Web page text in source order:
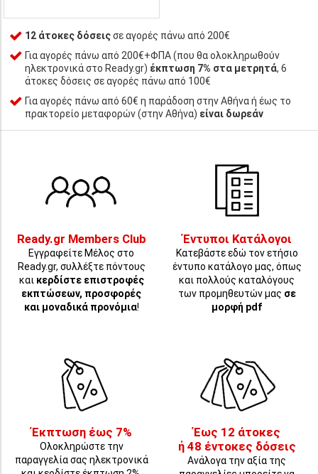
12 άτοκες δόσειςσε αγορές πάνω από 200€
Για αγορές πάνω από 200€+ΦΠΑ (που θα ολοκληρωθούν
ηλεκτρονικά στο Ready.gr) έκπτωση 7% στα μετρητά, 6
άτοκες δόσεις σε αγορές πάνω από 100€
Για αγορές πάνω από 60€ η παράδοση στην Αθήνα ή έως το
πρακτορείο μεταφορών (στην Αθήνα) είναι δωρεάν
Ready.gr Members Club
Εγγραφείτε Μέλος στο
Ready.gr, συλλέξτε πόντους
και κερδίστε επιστροφές
εκπτώσεων, προσφορές
και μοναδικά προνόμια!
Έντυποι Κατάλογοι
Κατεβάστε εδώ τον ετήσιο
έντυπο κατάλογο μας, όπως
και πολλούς καταλόγους
των προμηθευτών μας σε
μορφή pdf
Έκπτωση έως 7%
Ολοκληρώστε την
παραγγελία σας ηλεκτρονικά
Έως 12 άτοκες
ή 48 έντοκες δόσεις
Ανάλογα την αξία της